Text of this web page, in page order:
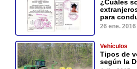
¿Cuáles
para
26 ene. 2016
Vehículos
Tipos de
según la